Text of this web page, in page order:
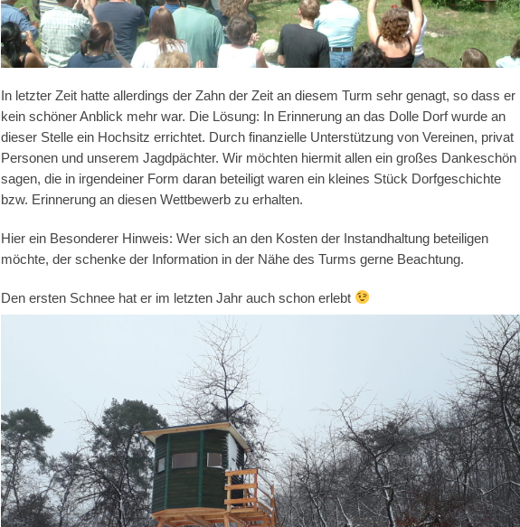
In letzter Zeit hatte allerdings der Zahn der Zeit an diesem Turm sehr genagt, so dass er
kein schöner Anblick mehr war. Die Lösung: In Erinnerung an das Dolle Dorf wurde an
dieser Stelle ein Hochsitz errichtet. Durch finanzielle Unterstützung von Vereinen, privat
Personen und unserem Jagdpächter. Wir möchten hiermit allen ein großes Dankeschön
sagen, die in irgendeiner Form daran beteiligt waren ein kleines Stück Dorfgeschichte
bzw. Erinnerung an diesen Wettbewerb zu erhalten.
Hier ein Besonderer Hinweis: Wer sich an den Kosten der Instandhaltung beteiligen
möchte, der schenke der Information in der Nähe des Turms gerne Beachtung.
Den ersten Schnee hat er im letzten Jahr auch schon erlebt